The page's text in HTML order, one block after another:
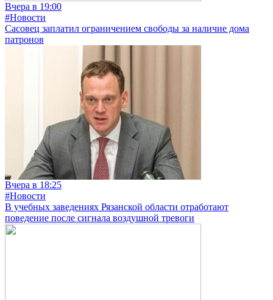
Вчера в 19:00
#Новости
Сасовец заплатил ограничением свободы за наличие дома
патронов
Вчера в 18:25
#Новости
В учебных заведениях Рязанской области отработают
поведение после сигнала воздушной тревоги